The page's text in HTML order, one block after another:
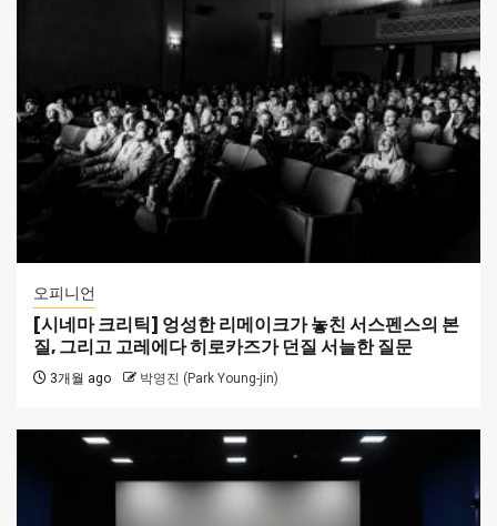
오피니언
[시네마 크리틱] 엉성한 리메이크가 놓친 서스펜스의 본
질, 그리고 고레에다 히로카즈가 던질 서늘한 질문
3개월 ago 박영진 (Park Young-jin)